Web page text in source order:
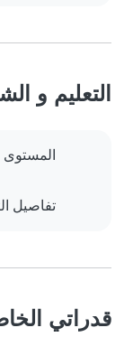
التعليم و
المستوى
تفاصيل
قدراتي